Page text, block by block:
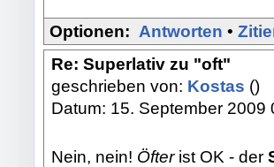
Optionen: Antworten •
Re: Superlativ zu "oft"
geschrieben von: Kostas ()
Datum: 15. September 2009
Nein, nein! Öfterist OK - der